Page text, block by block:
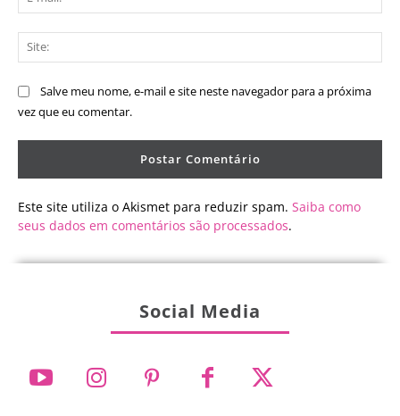
Salve meu nome, e-mail e site neste navegador para a próxima
vez que eu comentar.
Este site utiliza o Akismet para reduzir spam. Saiba como
seus dados em comentários são processados.
Social Media